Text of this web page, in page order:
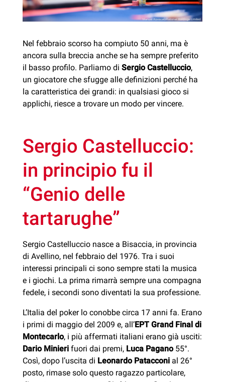
Nel febbraio scorso ha compiuto 50 anni, ma è
ancora sulla breccia anche se ha sempre preferito
il basso profilo. Parliamo di Sergio Castelluccio,
un giocatore che sfugge alle definizioni perché ha
la caratteristica dei grandi: in qualsiasi gioco si
applichi, riesce a trovare un modo per vincere.
Sergio Castelluccio:
in principio fu il
“Genio delle
tartarughe”
Sergio Castelluccio nasce a Bisaccia, in provincia
di Avellino, nel febbraio del 1976. Tra i suoi
interessi principali ci sono sempre stati la musica
e i giochi. La prima rimarrà sempre una compagna
fedele, i secondi sono diventati la sua professione.
L’Italia del poker lo conobbe circa 17 anni fa. Erano
i primi di maggio del 2009 e, all’EPT Grand Final di
Montecarlo, i più affermati italiani erano già usciti:
Dario Minieri fuori dai premi, Luca Pagano 55°.
Così, dopo l’uscita di Leonardo Patacconi al 26°
posto, rimase solo questo ragazzo particolare,